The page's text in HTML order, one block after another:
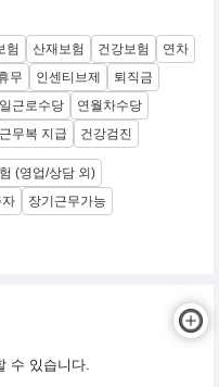
험 산재보험 건강보험
연차
무 인센티브제
퇴직금
근로수당
연월차수당
근무복 지급 건강검진
(영업/상담 외)
자 장기근무가능
수 있습니다.